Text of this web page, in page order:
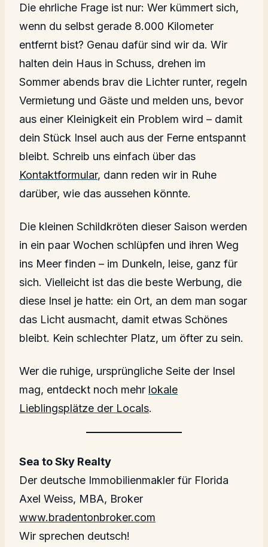
Die ehrliche Frage ist nur: Wer kümmert sich,
wenn du selbst gerade 8.000 Kilometer
entfernt bist? Genau dafür sind wir da. Wir
halten dein Haus in Schuss, drehen im
Sommer abends brav die Lichter runter, regeln
Vermietung und Gäste und melden uns, bevor
aus einer Kleinigkeit ein Problem wird – damit
dein Stück Insel auch aus der Ferne entspannt
bleibt. Schreib uns einfach über das
Kontaktformular, dann reden wir in Ruhe
darüber, wie das aussehen könnte.
Die kleinen Schildkröten dieser Saison werden
in ein paar Wochen schlüpfen und ihren Weg
ins Meer finden – im Dunkeln, leise, ganz für
sich. Vielleicht ist das die beste Werbung, die
diese Insel je hatte: ein Ort, an dem man sogar
das Licht ausmacht, damit etwas Schönes
bleibt. Kein schlechter Platz, um öfter zu sein.
Wer die ruhige, ursprüngliche Seite der Insel
mag, entdeckt noch mehr lokale
Lieblingsplätze der Locals.
Sea to Sky Realty
Der deutsche Immobilienmakler für Florida
Axel Weiss, MBA, Broker
www.bradentonbroker.com
Wir sprechen deutsch!